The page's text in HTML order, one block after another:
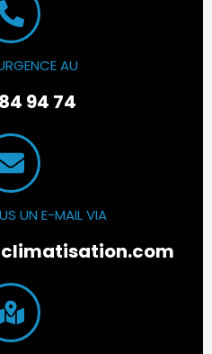
AU
94 74
UN E-MAIL VIA